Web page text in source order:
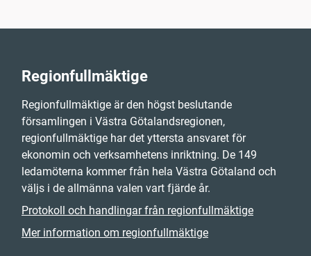
Regionfullmäktige
Regionfullmäktige är den högst beslutande
församlingen i Västra Götalandsregionen,
regionfullmäktige har det yttersta ansvaret för
ekonomin och verksamhetens inriktning. De 149
ledamöterna kommer från hela Västra Götaland och
väljs i de allmänna valen vart fjärde år.
Protokoll och handlingar från regionfullmäktige
Mer information om regionfullmäktige